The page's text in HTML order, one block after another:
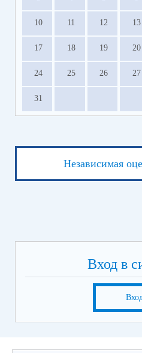
10 11 12 13
17 18 19 20
24 25 26 27
31
Независимая
Вход в